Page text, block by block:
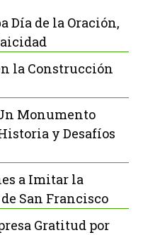
Día de la Oración,
la Construcción
Monumento
y Desafíos
a Imitar la
San Francisco
Gratitud por